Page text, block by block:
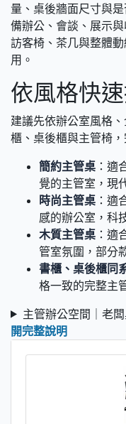
量、桌後牆面尺寸與
備辦公、會談、展示
訪客椅、茶几與整體
用。
依風格快
建議先依辦公室風格
櫃、桌後櫃與主管椅
簡約主管桌 ：適
覺的主管室，現
時尚主管桌 ：適
感的辦公室，科
木質主管桌 ：適
管室氛圍，部分
書櫃、桌後櫃同
格一致的完整主
主管辦公空間｜老
開完整說明